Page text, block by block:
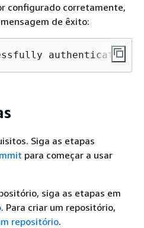
configurado corretamente,
de êxito:
authenticated
Siga as etapas
para começar a usar
siga as etapas em
. Para criar um repositório,
repositório.